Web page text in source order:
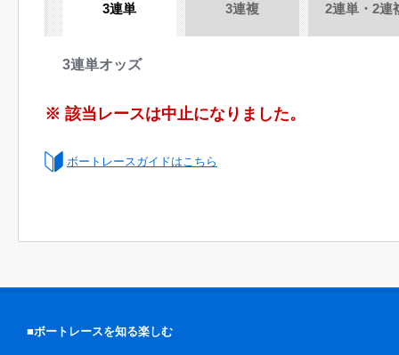
3連単 3連複 2連単・2連
3連単オッズ
※ 該当レースは中止になりました。
ボートレースガイドはこちら
■ボートレースを知る楽しむ